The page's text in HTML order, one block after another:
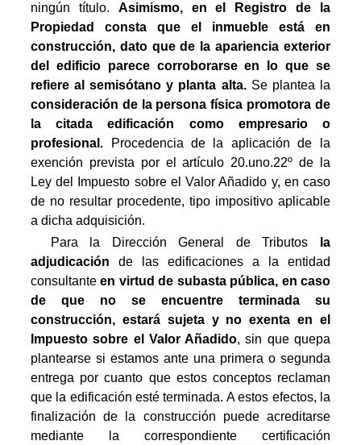
ningún título. Asimismo, en el Registro de la
Propiedad consta que el inmueble está en
construcción, dato que de la apariencia exterior
del edificio parece corroborarse en lo que se
refiere al semisótano y planta alta. Se plantea la
consideración de la persona física promotora de
la citada edificación como empresario o
profesional. Procedencia de la aplicación de la
exención prevista por el artículo 20.uno.22º de la
Ley del Impuesto sobre el Valor Añadido y, en caso
de no resultar procedente, tipo impositivo aplicable
a dicha adquisición.
Para la Dirección General de Tributos 
la
adjudicación de las edificaciones a la entidad
consultanteen virtud de subasta pública, en caso
de que no se encuentre terminada su
construcción, estará sujeta y no exenta en el
Impuesto sobre el Valor Añadido, sin que quepa
plantearse si estamos ante una primera o segunda
entrega por cuanto que estos conceptos reclaman
que la edificación esté terminada. A estos efectos, la
finalización de la construcción puede acreditarse
mediante la correspondiente certificación